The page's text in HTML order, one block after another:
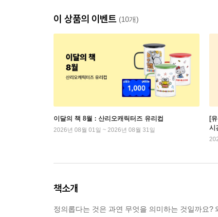
이 상품의 이벤트 (10개)
이달의 책 8월 : 산리오캐릭터즈 유리컵
2026년 08월 01일 ~ 2026년 08월 31일
[
시
책소개
정의롭다는 것은 과연 무엇을 의미하는 것일까요